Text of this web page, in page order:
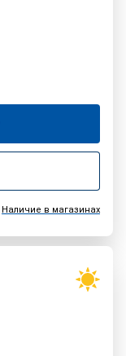
Наличие в магазинах